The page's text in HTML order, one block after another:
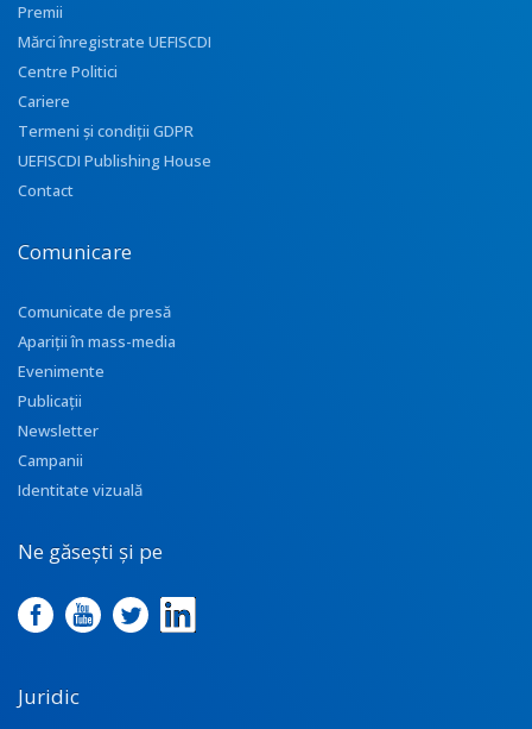
Premii
Mărci înregistrate UEFISCDI
Centre Politici
Cariere
Termeni și condiții GDPR
UEFISCDI Publishing House
Contact
Comunicare
Comunicate de presă
Apariţii în mass-media
Evenimente
Publicații
Newsletter
Campanii
Identitate vizuală
Ne găsești și pe
Juridic